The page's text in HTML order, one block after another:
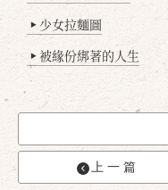
▶ 少女拉麵圖
▶ 被緣份綁著的人生
上一篇